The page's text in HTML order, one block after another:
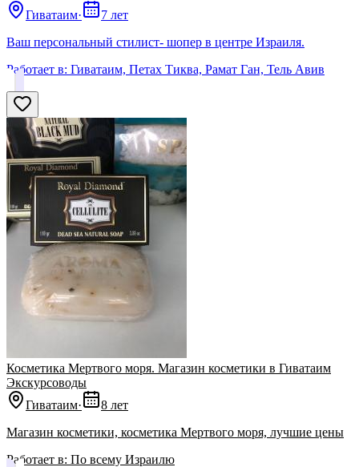
Гиватаим·
7 лет
Ваш персональный стилист- шопер в центре Израиля.
Работает в: Гиватаим, Петах Тиква, Рамат Ган, Тель Авив
Косметика Мертвого моря. Магазин косметики в Гиватаим
Экскурсоводы
Гиватаим·
8 лет
Магазин косметики, косметика Мертвого моря, лучшие цены
Работает в: По всему Израилю